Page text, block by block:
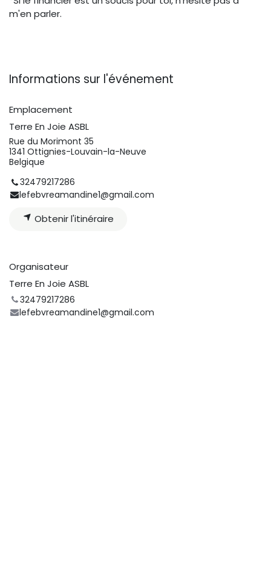
m'en parler.
Informations sur l'événement
Emplacement
Terre En Joie ASBL
Rue du Morimont 35
1341 Ottignies-Louvain-la-Neuve
Belgique
32479217286
lefebvreamandine1@gmail.com
Obtenir l'itinéraire
Organisateur
Terre En Joie ASBL
32479217286
lefebvreamandine1@gmail.com